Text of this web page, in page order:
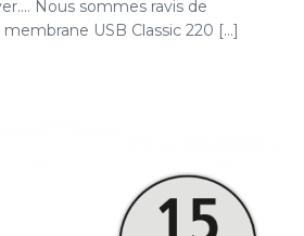
Nous sommes ravis de
USB Classic 220 [...]